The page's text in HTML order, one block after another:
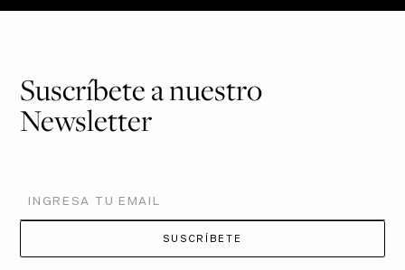
Suscríbete a nuestro
Newsletter